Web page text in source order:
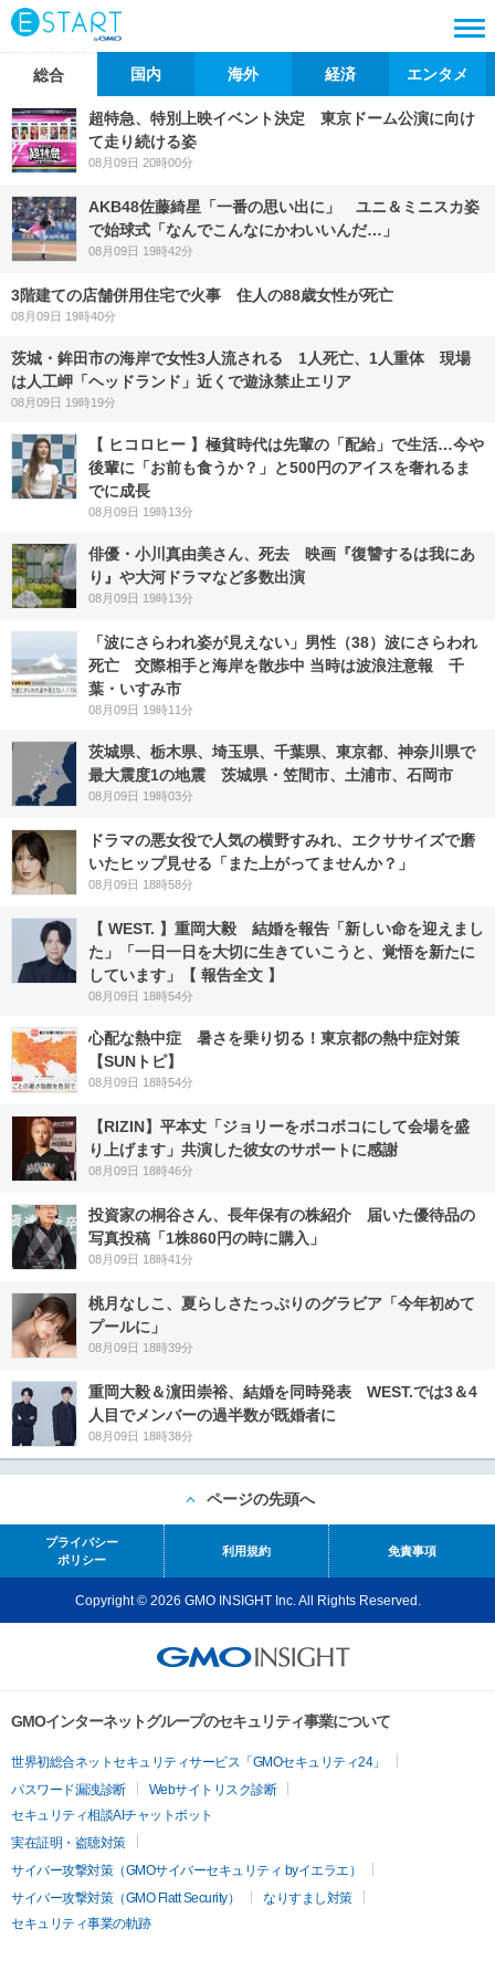
総合 国内 海外 経済 エンタメ
超特急、特別上映イベント決定 東京ドーム公演に向け
て走り続ける姿
08月09日 20時00分
AKB48佐藤綺星「一番の思い出に」 ユニ＆ミニスカ姿
で始球式「なんでこんなにかわいいんだ…」
08月09日 19時42分
3階建ての店舗併用住宅で火事 住人の88歳女性が死亡
08月09日 19時40分
茨城・鉾田市の海岸で女性3人流される 1人死亡、1人重体 現場
は人工岬「ヘッドランド」近くで遊泳禁止エリア
08月09日 19時19分
【 ヒコロヒー 】極貧時代は先輩の「配給」で生活…今や
後輩に「お前も食うか？」と500円のアイスを奢れるま
でに成長
08月09日 19時13分
俳優・小川真由美さん、死去 映画『復讐するは我にあ
り』や大河ドラマなど多数出演
08月09日 19時13分
「波にさらわれ姿が見えない」男性（38）波にさらわれ
死亡 交際相手と海岸を散歩中 当時は波浪注意報 千
葉・いすみ市
08月09日 19時11分
茨城県、栃木県、埼玉県、千葉県、東京都、神奈川県で
最大震度1の地震 茨城県・笠間市、土浦市、石岡市
08月09日 19時03分
ドラマの悪女役で人気の横野すみれ、エクササイズで磨
いたヒップ見せる「また上がってませんか？」
08月09日 18時58分
【 WEST. 】重岡大毅 結婚を報告「新しい命を迎えまし
た」「一日一日を大切に生きていこうと、覚悟を新たに
しています」【 報告全文 】
08月09日 18時54分
心配な熱中症 暑さを乗り切る！東京都の熱中症対策
【SUNトピ】
08月09日 18時54分
【RIZIN】平本丈「ジョリーをボコボコにして会場を盛
り上げます」共演した彼女のサポートに感謝
08月09日 18時46分
投資家の桐谷さん、長年保有の株紹介 届いた優待品の
写真投稿「1株860円の時に購入」
08月09日 18時41分
桃月なしこ、夏らしさたっぷりのグラビア「今年初めて
プールに」
08月09日 18時39分
重岡大毅＆濵田崇裕、結婚を同時発表 WEST.では3＆4
人目でメンバーの過半数が既婚者に
08月09日 18時38分
ページの先頭へ
プライバシー
ポリシー
利用規約 免責事項
Copyright © 2026 GMO INSIGHT Inc. All Rights Reserved.
GMOインターネットグループのセキュリティ事業について
世界初総合ネットセキュリティサービス「GMOセキュリティ24」
パスワード漏洩診断
Webサイトリスク診断
セキュリティ相談AIチャットボット
実在証明・盗聴対策
サイバー攻撃対策（GMOサイバーセキュリティ byイエラエ）
サイバー攻撃対策（GMO Flatt Security）
なりすまし対策
セキュリティ事業の軌跡